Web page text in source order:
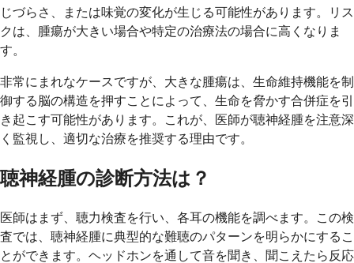
じづらさ、または味覚の変化が生じる可能性があります。リス
クは、腫瘍が大きい場合や特定の治療法の場合に高くなりま
す。
非常にまれなケースですが、大きな腫瘍は、生命維持機能を制
御する脳の構造を押すことによって、生命を脅かす合併症を引
き起こす可能性があります。これが、医師が聴神経腫を注意深
く監視し、適切な治療を推奨する理由です。
聴神経腫の診断方法は？
医師はまず、聴力検査を行い、各耳の機能を調べます。この検
査では、聴神経腫に典型的な難聴のパターンを明らかにするこ
とができます。ヘッドホンを通して音を聞き、聞こえたら反応